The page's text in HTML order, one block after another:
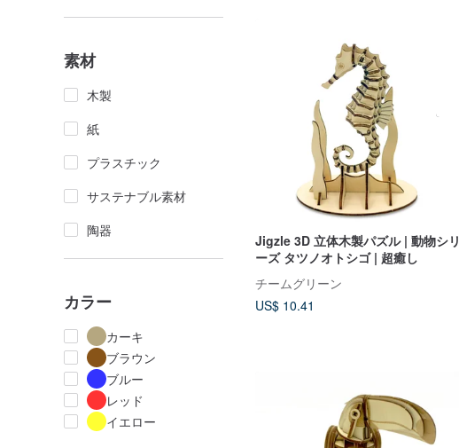
素材
木製
紙
プラスチック
サステナブル素材
陶器
カラー
カーキ
ブラウン
ブルー
レッド
イエロー
Jigzle 3D 立体木製パズル | 動物シリ
ーズ タツノオトシゴ | 超癒し
チームグリーン
US$ 10.41